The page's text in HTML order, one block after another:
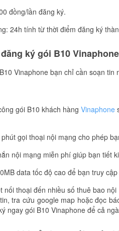
đồng/lần đăng ký.
24h tính từ thời điểm đăng ký
ký gói B10
Vinaphone bạn chỉ cần soạn tin
gói B10 khách hàngVinaphone
gọi thoại nội mạng cho phép
nội mạng miễn phí giúp bạn tiết
data tốc độ cao để bạn truy
nối thoại đến nhiều số thuê bao
tra cứu google map hoặc đọc
ngay gói B10 Vinaphone để cả